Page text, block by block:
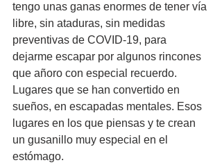
tengo unas ganas enormes de tener vía
libre, sin ataduras, sin medidas
preventivas de COVID-19, para
dejarme escapar por algunos rincones
que añoro con especial recuerdo.
Lugares que se han convertido en
sueños, en escapadas mentales. Esos
lugares en los que piensas y te crean
un gusanillo muy especial en el
estómago.